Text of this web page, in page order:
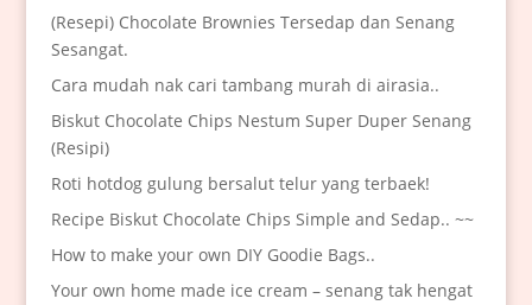
(Resepi) Chocolate Brownies Tersedap dan Senang
Sesangat.
Cara mudah nak cari tambang murah di airasia..
Biskut Chocolate Chips Nestum Super Duper Senang
(Resipi)
Roti hotdog gulung bersalut telur yang terbaek!
Recipe Biskut Chocolate Chips Simple and Sedap.. ~~
How to make your own DIY Goodie Bags..
Your own home made ice cream – senang tak hengat